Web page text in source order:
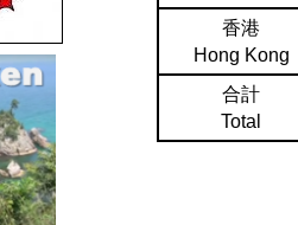
香港
Hong Kong
合計
Total